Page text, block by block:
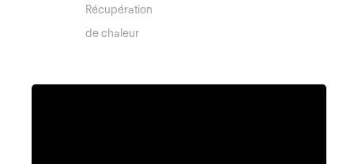
Récupération
de chaleur